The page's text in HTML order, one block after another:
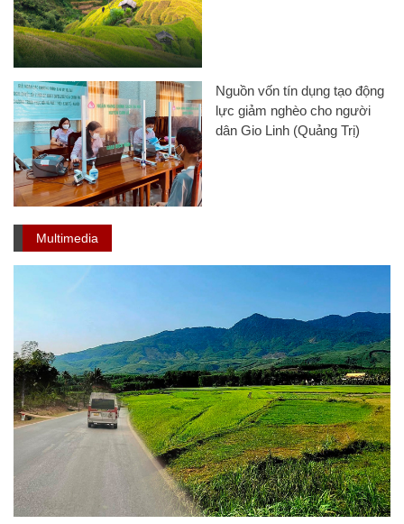
Nguồn vốn tín dụng tạo động
lực giảm nghèo cho người
dân Gio Linh (Quảng Trị)
Multimedia